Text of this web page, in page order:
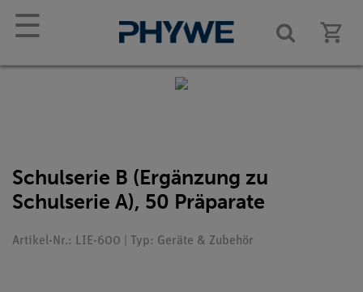
☰
Schulserie B (Ergänzung zu
Schulserie A), 50 Präparate
Artikel-Nr.: LIE-600 | Typ: Geräte & Zubehör